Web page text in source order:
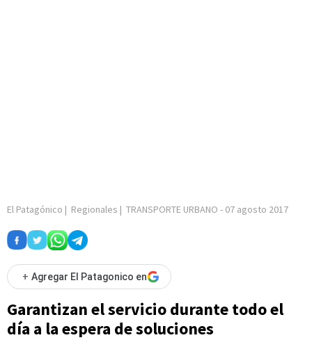
El Patagónico | Regionales | TRANSPORTE URBANO - 07 agosto 2017
+ Agregar El Patagonico en
Garantizan el servicio durante todo el
día a la espera de soluciones